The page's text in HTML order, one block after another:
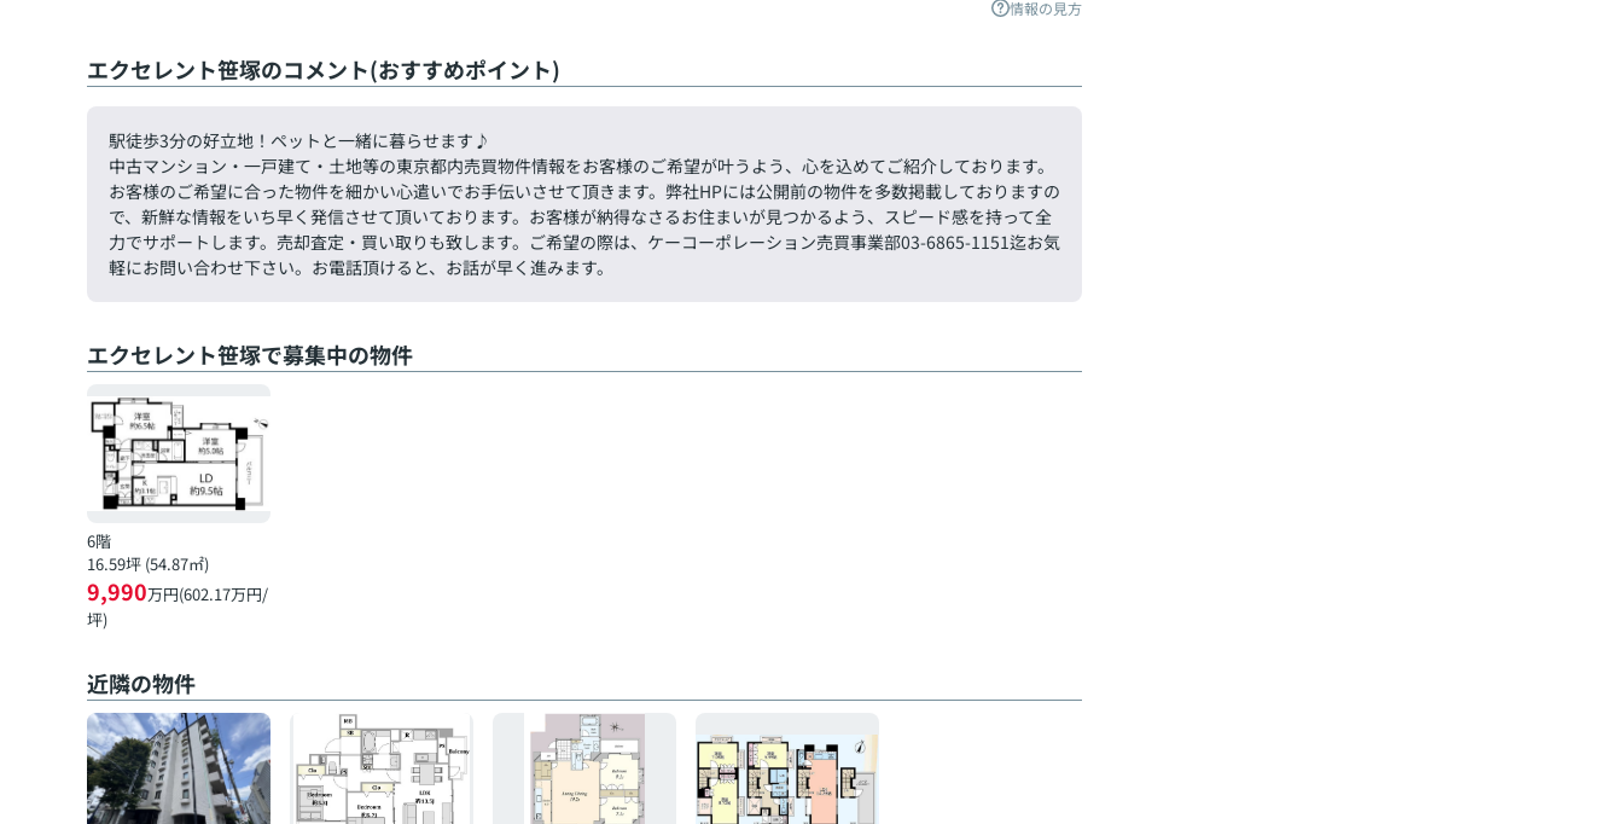
情報の見方
エクセレント笹塚のコメント(おすすめポイント)
駅徒歩3分の好立地！ペットと一緒に暮らせます♪
中古マンション・一戸建て・土地等の東京都内売買物件情報をお客様のご希望が叶うよう、心を込めてご紹介しております。
お客様のご希望に合った物件を細かい心遣いでお手伝いさせて頂きます。弊社HPには公開前の物件を多数掲載しておりますの
で、新鮮な情報をいち早く発信させて頂いております。お客様が納得なさるお住まいが見つかるよう、スピード感を持って全
力でサポートします。売却査定・買い取りも致します。ご希望の際は、ケーコーポレーション売買事業部03-6865-1151迄お気
軽にお問い合わせ下さい。お電話頂けると、お話が早く進みます。
エクセレント笹塚で募集中の物件
6階
16.59坪 (54.87㎡)
9,990万円(602.17万円/
坪)
近隣の物件